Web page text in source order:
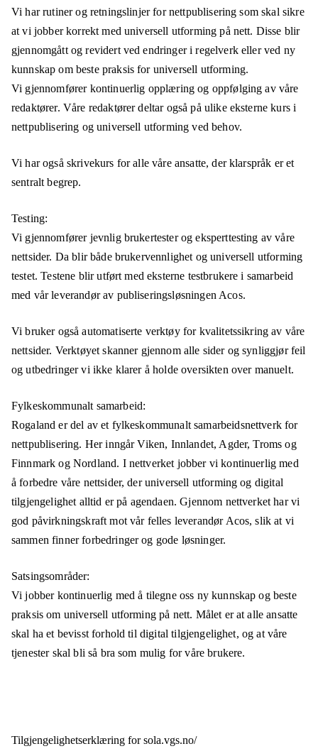
Vi har rutiner og retningslinjer for nettpublisering som skal sikre
at vi jobber korrekt med universell utforming på nett. Disse blir
gjennomgått og revidert ved endringer i regelverk eller ved ny
kunnskap om beste praksis for universell utforming.
Vi gjennomfører kontinuerlig opplæring og oppfølging av våre
redaktører. Våre redaktører deltar også på ulike eksterne kurs i
nettpublisering og universell utforming ved behov.
Vi har også skrivekurs for alle våre ansatte, der klarspråk er et
sentralt begrep.
Testing:
Vi gjennomfører jevnlig brukertester og eksperttesting av våre
nettsider. Da blir både brukervennlighet og universell utforming
testet. Testene blir utført med eksterne testbrukere i samarbeid
med vår leverandør av publiseringsløsningen Acos.
Vi bruker også automatiserte verktøy for kvalitetssikring av våre
nettsider. Verktøyet skanner gjennom alle sider og synliggjør feil
og utbedringer vi ikke klarer å holde oversikten over manuelt.
Fylkeskommunalt samarbeid:
Rogaland er del av et fylkeskommunalt samarbeidsnettverk for
nettpublisering. Her inngår Viken, Innlandet, Agder, Troms og
Finnmark og Nordland. I nettverket jobber vi kontinuerlig med
å forbedre våre nettsider, der universell utforming og digital
tilgjengelighet alltid er på agendaen. Gjennom nettverket har vi
god påvirkningskraft mot vår felles leverandør Acos, slik at vi
sammen finner forbedringer og gode løsninger.
Satsingsområder:
Vi jobber kontinuerlig med å tilegne oss ny kunnskap og beste
praksis om universell utforming på nett. Målet er at alle ansatte
skal ha et bevisst forhold til digital tilgjengelighet, og at våre
tjenester skal bli så bra som mulig for våre brukere.
Tilgjengelighets­erklæring forsola.vgs.no/